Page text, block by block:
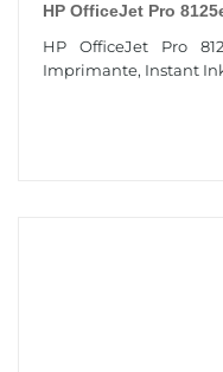
HP OfficeJet Pro
HP OfficeJet Pro
Imprimante, Instant